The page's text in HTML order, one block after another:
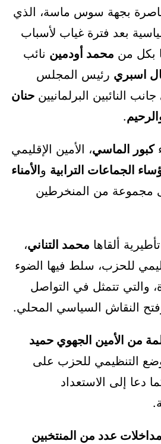
بجهة سوس ماسة، الذي
بعد فترة غياب لأسباب
بكل من محمد أودمين نائب
اسبري رئيس المجلس
النائبين البرلمانيين حنان
.
كبور الماسي، الأمين الإقليمي
الجماعات الترابية و الأمناء
مجموعة من المنخرطين
ألقاها محمد التناني،
للحزب، سلط فيها الضوء
والتي تتمثل في التواصل
النقاش السياسي المحلي.
من الأمين الجهوي حميد
التنظيمي للحزب على
دعا إلى الاستعداد
مداخلات عدد من المنتخبين